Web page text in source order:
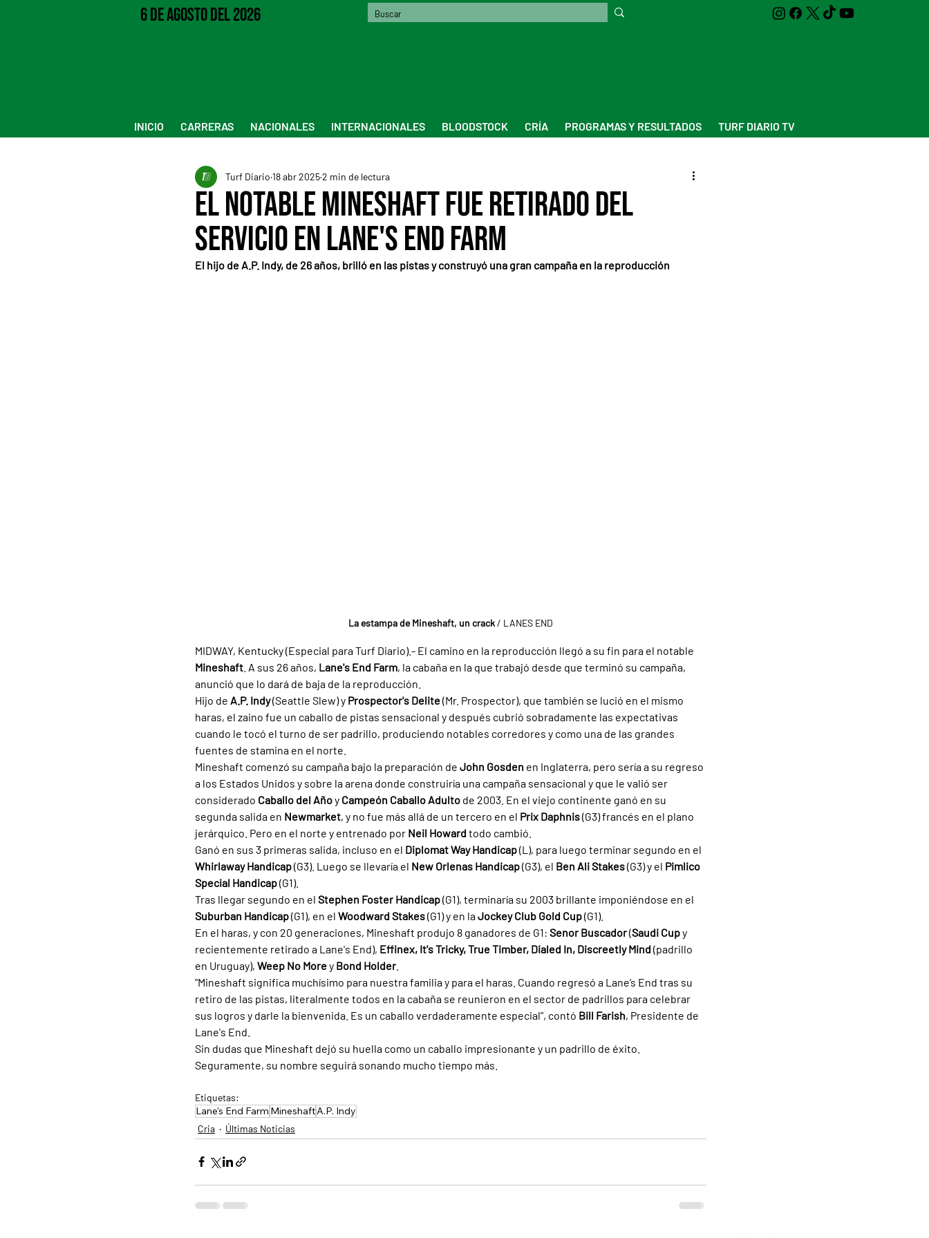
6 de Agosto del 2026
INICIO CARRERAS NACIONALES INTERNACIONALES BLOODSTOCK CRÍA PROGRAMAS Y RESULTADOS TURF DIARIO TV
El notable Mineshaft fue retirado del
servicio en Lane's End Farm
Turf Diario 18 abr 20252 min de lectura
El hijo de A.P. Indy, de 26 años, brilló en las pistas y construyó una gran campaña en la reproducción
La estampa de Mineshaft, un crack / LANES END
MIDWAY, Kentucky (Especial para Turf Diario).- El camino en la reproducción llegó a su fin para el notable
Mineshaft . A sus 26 años, Lane's End Farm, la cabaña en la que trabajó desde que terminó su campaña,
anunció que lo dará de baja de la reproducción.
Hijo de A.P. Indy (Seattle Slew) y Prospector's Delite (Mr. Prospector), que también se lució en el mismo
haras, el zaino fue un caballo de pistas sensacional y después cubrió sobradamente las expectativas
cuando le tocó el turno de ser padrillo, produciendo notables corredores y como una de las grandes
fuentes de stamina en el norte.
Mineshaft comenzó su campaña bajo la preparación de John Gosden en Inglaterra, pero sería a su regreso
a los Estados Unidos y sobre la arena donde construiría una campaña sensacional y que le valió ser
considerado Caballo del Año y Campeón Caballo Adulto de 2003. En el viejo continente ganó en su
segunda salida en Newmarket, y no fue más allá de un tercero en el Prix Daphnis (G3) francés en el plano
jerárquico. Pero en el norte y entrenado por Neil Howard todo cambió.
Ganó en sus 3 primeras salida, incluso en el Diplomat Way Handicap (L), para luego terminar segundo en el
Whirlaway Handicap (G3). Luego se llevaría el New Orlenas Handicap (G3), el Ben Ali Stakes (G3) y el Pimlico
Special Handicap (G1).
Tras llegar segundo en el Stephen Foster Handicap (G1), terminaría su 2003 brillante imponiéndose en el
Suburban Handicap (G1), en el Woodward Stakes (G1) y en la Jockey Club Gold Cup (G1).
En el haras, y con 20 generaciones, Mineshaft produjo 8 ganadores de G1: Senor Buscador (Saudi Cup y
recientemente retirado a Lane's End), Effinex, It's Tricky, True Timber, Dialed In, Discreetly Mind (padrillo
en Uruguay), Weep No More y Bond Holder
"Mineshaft significa muchísimo para nuestra familia y para el haras. Cuando regresó a Lane’s End tras su
retiro de las pistas, literalmente todos en la cabaña se reunieron en el sector de padrillos para celebrar
sus logros y darle la bienvenida. Es un caballo verdaderamente especial", contó Bill Farish, Presidente de
Lane's End.
Sin dudas que Mineshaft dejó su huella como un caballo impresionante y un padrillo de éxito.
Seguramente, su nombre seguirá sonando mucho tiempo más.
Etiquetas:
Lane's End Farm MineshaftA.P. Indy
Cria Últimas Noticias